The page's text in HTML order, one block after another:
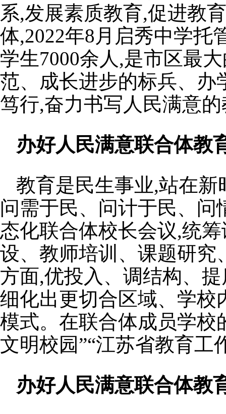
系,发展素质教育,促进教
体,2022年8月启秀中学托
学生7000余人,是市区最
范、成长进步的标兵、办
笃行,奋力书写人民满意
办好人民满意联合体教
教育是民生事业,站在
问需于民、问计于民、
态化联合体校长会议,统
设、教师培训、课题研究
方面,优投入、调结构、
细化出更切合区域、学校
模式。在联合体成员学校
文明校园”“江苏省教育工
办好人民满意联合体教